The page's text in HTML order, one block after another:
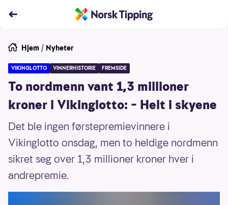
Hjem / Nyheter
VIKINGLOTTO VINNERHISTORIE FREMSIDE
To nordmenn vant 1,3 millioner
kroner i Vikinglotto: – Helt i skyene
Det ble ingen førstepremievinnere i
Vikinglotto onsdag, men to heldige nordmenn
sikret seg over 1,3 millioner kroner hver i
andrepremie.